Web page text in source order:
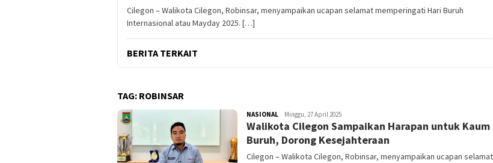
Cilegon – Walikota Cilegon, Robinsar, menyampaikan ucapan selamat memperingati Hari Buruh
Internasional atau Mayday 2025. […]
BERITA TERKAIT
TAG: ROBINSAR
NASIONAL Redaktur
Minggu, 27 April 2025
Walikota Cilegon Sampaikan Harapan untuk Kaum
Buruh, Dorong Kesejahteraan
Cilegon – Walikota Cilegon, Robinsar, menyampaikan ucapan selamat